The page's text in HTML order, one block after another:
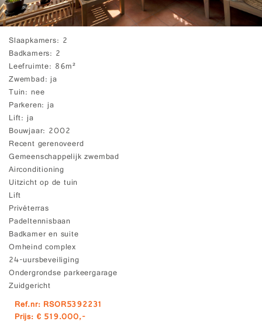
Slaapkamers 2
Badkamers 2
Leefruimte 86m²
Zwembad ja
Tuin nee
Parkeren ja
Lift ja
Bouwjaar 2002
Recent gerenoveerd
Gemeenschappelijk zwembad
Airconditioning
Uitzicht op de tuin
Lift
Privéterras
Padeltennisbaan
Badkamer en suite
Omheind complex
24-uursbeveiliging
Ondergrondse parkeergarage
Zuidgericht
Ref.nr: RSOR5392231
Prijs: € 519.000,-